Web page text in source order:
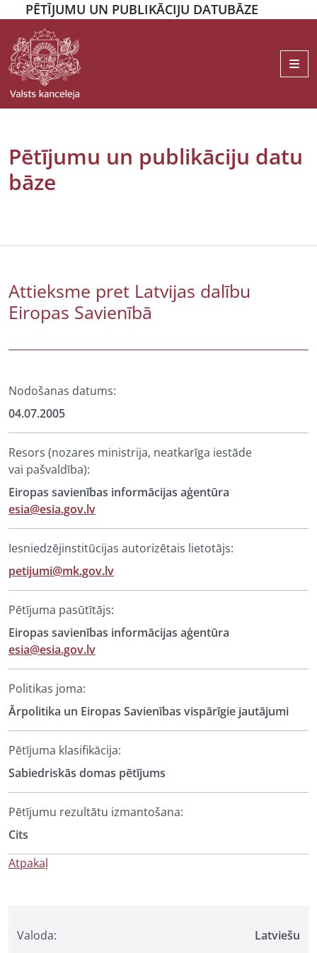
PĒTĪJUMU UN PUBLIKĀCIJU DATUBĀZE
Pētījumu un publikāciju datu
bāze
Valoda:
Latviešu
Attieksme pret Latvijas dalību
Eiropas Savienībā
Nodošanas datums:
04.07.2005
Resors (nozares ministrija, neatkarīga iestāde
vai pašvaldība):
Eiropas savienības informācijas aģentūra
esia@esia.gov.lv
Iesniedzējinstitūcijas autorizētais lietotājs:
petijumi@mk.gov.lv
Pētījuma pasūtītājs:
Eiropas savienības informācijas aģentūra
esia@esia.gov.lv
Politikas joma:
Ārpolitika un Eiropas Savienības vispārīgie jautājumi
Pētījuma klasifikācija:
Sabiedriskās domas pētījums
Pētījumu rezultātu izmantošana:
Cits
Atpakaļ